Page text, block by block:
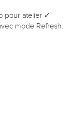
pour atelier ✓
mode Refresh.